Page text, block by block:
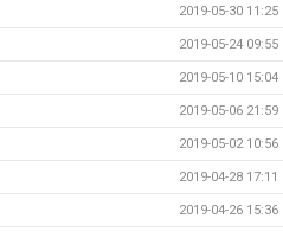
2019-05-30 11:25
2019-05-24 09:55
2019-05-10 15:04
2019-05-06 21:59
2019-05-02 10:56
2019-04-28 17:11
2019-04-26 15:36